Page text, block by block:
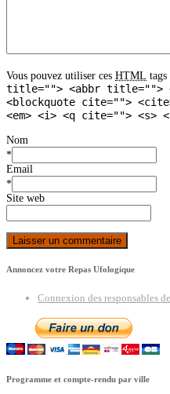
Vous pouvez utiliser ces HTML
title=""> <abbr title="">
<blockquote cite="">
<em> <i> <q cite=""> <s>
Nom
*
Email
*
Site web
Annoncez votre Repas Ufologique
Connexion des responsables
Programme et compte-rendu par ville